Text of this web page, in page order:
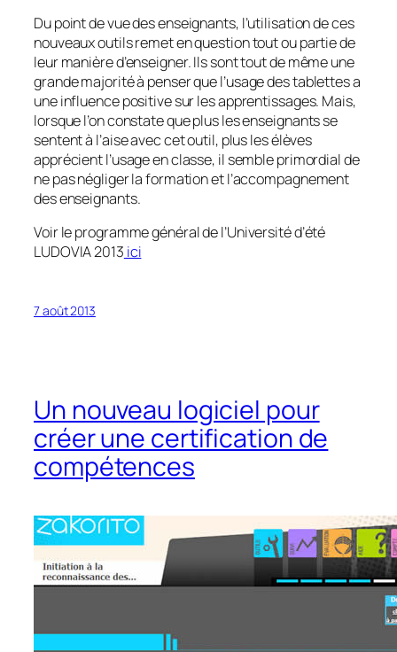
Du point de vue des enseignants, l’utilisation de ces
nouveaux outils remet en question tout ou partie de
leur manière d’enseigner. Ils sont tout de même une
grande majorité à penser que l’usage des tablettes a
une influence positive sur les apprentissages. Mais,
lorsque l’on constate que plus les enseignants se
sentent à l’aise avec cet outil, plus les élèves
apprécient l’usage en classe, il semble primordial de
ne pas négliger la formation et l’accompagnement
des enseignants.
Voir le programme général de l’Université d’été
LUDOVIA 2013 ici
7 août 2013
Un nouveau logiciel pour
créer une certification de
compétences